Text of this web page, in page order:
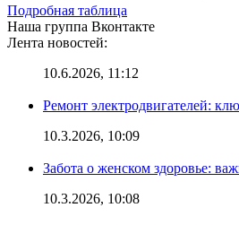
Подробная таблица
Наша группа Вконтакте
Лента новостей:
10.6.2026, 11:12
Ремонт электродвигателей:
10.3.2026, 10:09
Забота о женском здоровье:
10.3.2026, 10:08